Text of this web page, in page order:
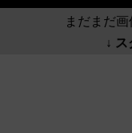
まだまだ画
↓